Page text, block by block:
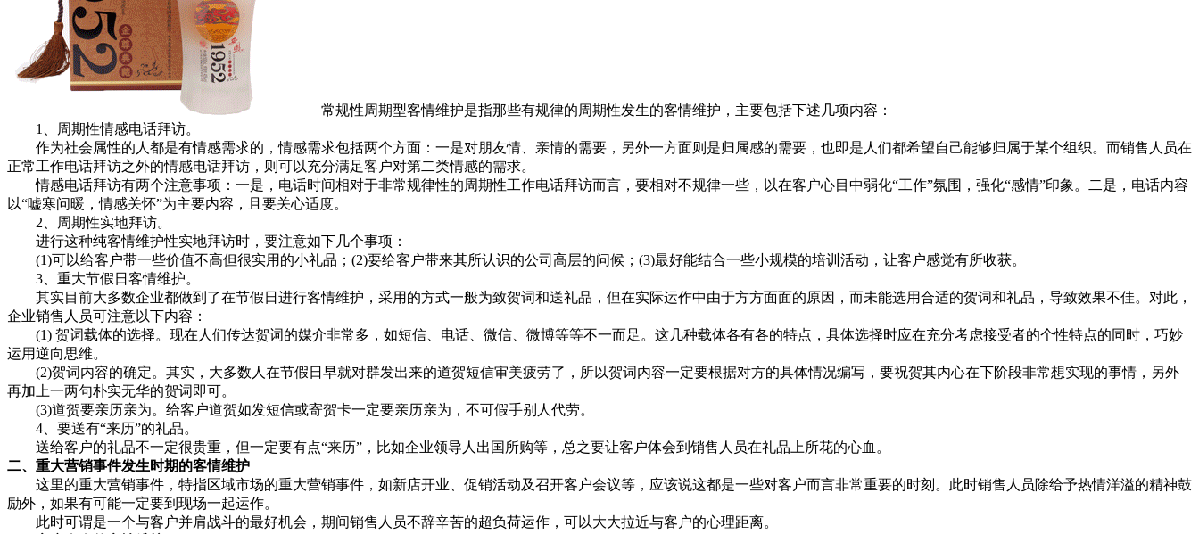
常规性周期型客情维护是指那些有规律的周期性发生的客情维护，主要包括下述几项内容：
1、周期性情感电话拜访。
作为社会属性的人都是有情感需求的，情感需求包括两个方面：一是对朋友情、亲情的需要，另外一方面则是归属感的需要，也即是人们都希望自己能够归属于某个组织。而销售人员在
正常工作电话拜访之外的情感电话拜访，则可以充分满足客户对第二类情感的需求。
情感电话拜访有两个注意事项：一是，电话时间相对于非常规律性的周期性工作电话拜访而言，要相对不规律一些，以在客户心目中弱化“工作”氛围，强化“感情”印象。二是，电话内容
以“嘘寒问暖，情感关怀”为主要内容，且要关心适度。
2、周期性实地拜访。
进行这种纯客情维护性实地拜访时，要注意如下几个事项：
(1)可以给客户带一些价值不高但很实用的小礼品；(2)要给客户带来其所认识的公司高层的问候；(3)最好能结合一些小规模的培训活动，让客户感觉有所收获。
3、重大节假日客情维护。
其实目前大多数企业都做到了在节假日进行客情维护，采用的方式一般为致贺词和送礼品，但在实际运作中由于方方面面的原因，而未能选用合适的贺词和礼品，导致效果不佳。对此，
企业销售人员可注意以下内容：
(1) 贺词载体的选择。现在人们传达贺词的媒介非常多，如短信、电话、微信、微博等等不一而足。这几种载体各有各的特点，具体选择时应在充分考虑接受者的个性特点的同时，巧妙
运用逆向思维。
(2)贺词内容的确定。其实，大多数人在节假日早就对群发出来的道贺短信审美疲劳了，所以贺词内容一定要根据对方的具体情况编写，要祝贺其内心在下阶段非常想实现的事情，另外
再加上一两句朴实无华的贺词即可。
(3)道贺要亲历亲为。给客户道贺如发短信或寄贺卡一定要亲历亲为，不可假手别人代劳。
4、要送有“来历”的礼品。
送给客户的礼品不一定很贵重，但一定要有点“来历”，比如企业领导人出国所购等，总之要让客户体会到销售人员在礼品上所花的心血。
二、重大营销事件发生时期的客情维护
这里的重大营销事件，特指区域市场的重大营销事件，如新店开业、促销活动及召开客户会议等，应该说这都是一些对客户而言非常重要的时刻。此时销售人员除给予热情洋溢的精神鼓
励外，如果有可能一定要到现场一起运作。
此时可谓是一个与客户并肩战斗的最好机会，期间销售人员不辞辛苦的超负荷运作，可以大大拉近与客户的心理距离。